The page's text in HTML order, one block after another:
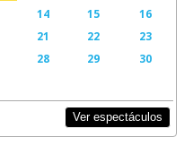
14 15
16
21 22
23
28 29
30
Ver espectáculos